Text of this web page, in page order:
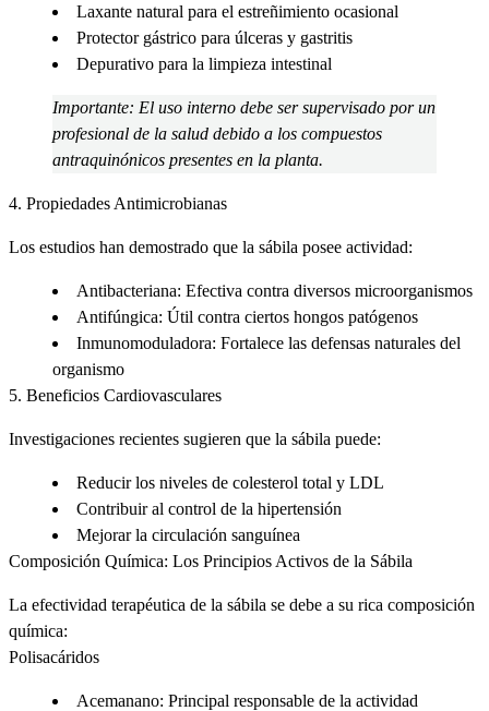
Laxante natural para el estreñimiento ocasional
Protector gástrico para úlceras y gastritis
Depurativo para la limpieza intestinal
Importante: El uso interno debe ser supervisado por un
profesional de la salud debido a los compuestos
antraquinónicos presentes en la planta.
4. Propiedades Antimicrobianas
Los estudios han demostrado que la sábila posee actividad:
Antibacteriana: Efectiva contra diversos microorganismos
Antifúngica: Útil contra ciertos hongos patógenos
Inmunomoduladora: Fortalece las defensas naturales del
organismo
5. Beneficios Cardiovasculares
Investigaciones recientes sugieren que la sábila puede:
Reducir los niveles de colesterol total y LDL
Contribuir al control de la hipertensión
Mejorar la circulación sanguínea
Composición Química: Los Principios Activos de la Sábila
La efectividad terapéutica de la sábila se debe a su rica composición
química:
Polisacáridos
Acemanano: Principal responsable de la actividad